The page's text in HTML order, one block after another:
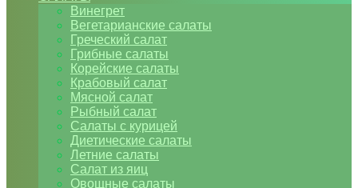
Винегрет
Вегетарианские салаты
Греческий салат
Грибные салаты
Корейские салаты
Крабовый салат
Мясной салат
Рыбный салат
Салаты с курицей
Диетические салаты
Летние салаты
Салат из яиц
Овощные салаты